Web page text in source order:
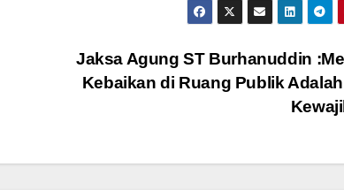
Jaksa Agung ST Burhanuddin
Kebaikan di Ruang Publik